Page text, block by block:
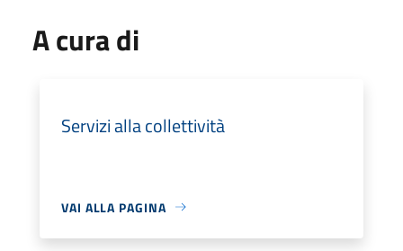
A cura di
Servizi alla collettività
VAI ALLA PAGINA